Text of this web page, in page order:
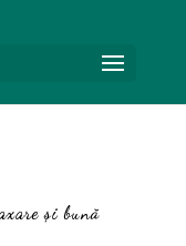
și bună